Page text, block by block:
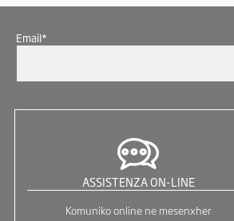
Email*
ASSISTENZA ON-LINE
Komuniko online ne mesenxher